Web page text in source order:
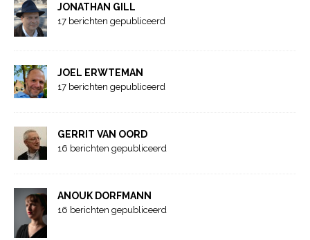
JONATHAN GILL
17 berichten gepubliceerd
JOEL ERWTEMAN
17 berichten gepubliceerd
GERRIT VAN OORD
16 berichten gepubliceerd
ANOUK DORFMANN
16 berichten gepubliceerd